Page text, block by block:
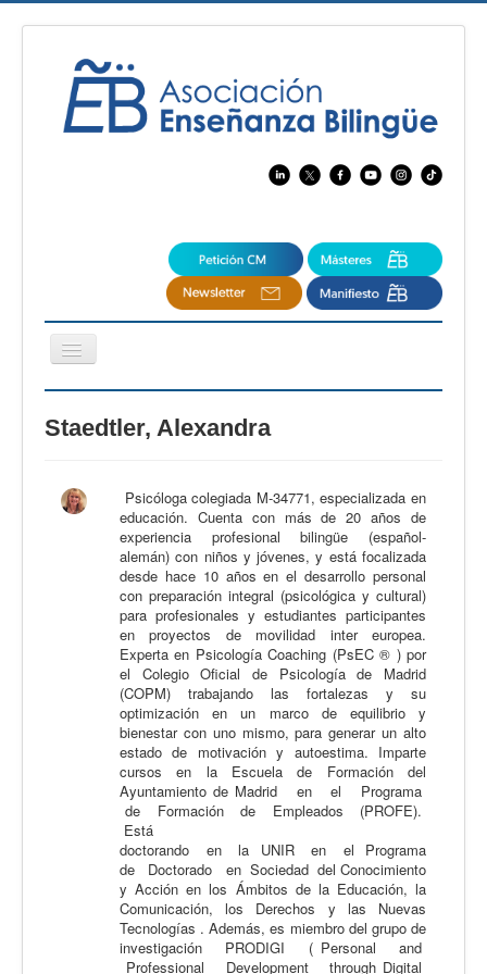
Cambiar
navegación
CertAcleB
Calidad
Artículos
Recursos
Observatorio EB
Staedtler, Alexandra
Psicóloga colegiada M-34771, especializada en
educación. Cuenta con más de 20 años de
experiencia profesional bilingüe (español-
alemán) con niños y jóvenes, y está focalizada
desde hace 10 años en el desarrollo personal
con preparación integral (psicológica y cultural)
para profesionales y estudiantes participantes
en proyectos de movilidad inter europea.
Experta en Psicología Coaching (PsEC ® ) por
el Colegio Oficial de Psicología de Madrid
(COPM) trabajando las fortalezas y su
optimización en un marco de equilibrio y
bienestar con uno mismo, para generar un alto
estado de motivación y autoestima. Imparte
cursos en la Escuela de Formación del
Ayuntamiento de Madrid en el Programa
de Formación de Empleados (PROFE).
Está
doctorando en la UNIR en el Programa
de Doctorado en Sociedad del Conocimiento
y Acción en los Ámbitos de la Educación, la
Comunicación, los Derechos y las Nuevas
Tecnologías . Además, es miembro del grupo de
investigación PRODIGI ( Personal and
Professional Development through Digital